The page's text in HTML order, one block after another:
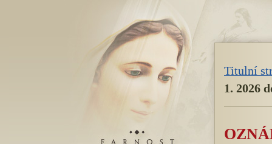
Titulní
1. 2026